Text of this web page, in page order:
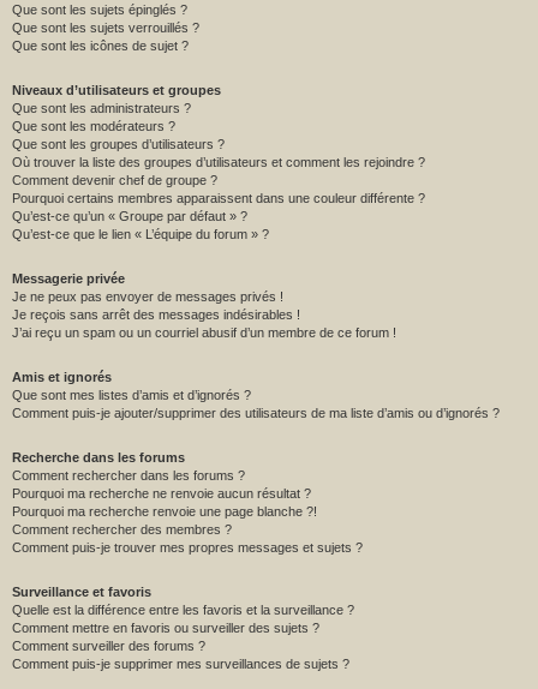
Que sont les sujets épinglés ?
Que sont les sujets verrouillés ?
Que sont les icônes de sujet ?
Niveaux d’utilisateurs et groupes
Que sont les administrateurs ?
Que sont les modérateurs ?
Que sont les groupes d’utilisateurs ?
Où trouver la liste des groupes d’utilisateurs et comment les rejoindre ?
Comment devenir chef de groupe ?
Pourquoi certains membres apparaissent dans une couleur différente ?
Qu’est-ce qu’un « Groupe par défaut » ?
Qu’est-ce que le lien « L’équipe du forum » ?
Messagerie privée
Je ne peux pas envoyer de messages privés !
Je reçois sans arrêt des messages indésirables !
J’ai reçu un spam ou un courriel abusif d’un membre de ce forum !
Amis et ignorés
Que sont mes listes d’amis et d’ignorés ?
Comment puis-je ajouter/supprimer des utilisateurs de ma liste d’amis ou d’ignorés ?
Recherche dans les forums
Comment rechercher dans les forums ?
Pourquoi ma recherche ne renvoie aucun résultat ?
Pourquoi ma recherche renvoie une page blanche ?!
Comment rechercher des membres ?
Comment puis-je trouver mes propres messages et sujets ?
Surveillance et favoris
Quelle est la différence entre les favoris et la surveillance ?
Comment mettre en favoris ou surveiller des sujets ?
Comment surveiller des forums ?
Comment puis-je supprimer mes surveillances de sujets ?